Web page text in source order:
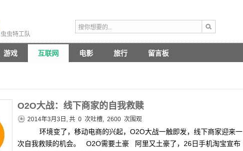
虫虫特工队
游戏 互联网 电影 旅行 留言板
O2O大战：线下商家的自我救赎
2014年3月3日, 共 0 次吐槽, 2600 次围观
环境变了，移动电商的兴起，O2O大战一触即发，线下商家迎来一
次自我救赎的机会。 O2O需要土豪 阿里又土豪了，26日手机淘宝宣布